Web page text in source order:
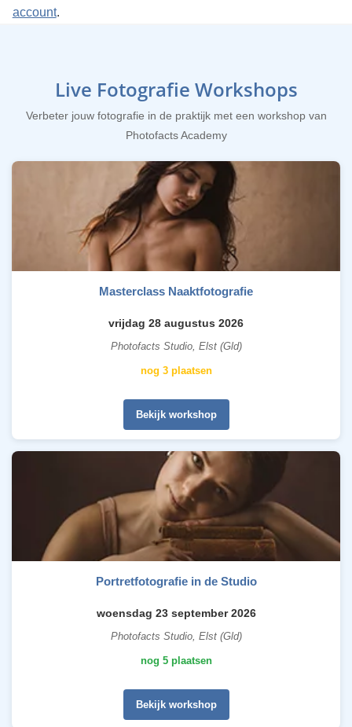
account.
Live Fotografie Workshops
Verbeter jouw fotografie in de praktijk met een workshop van
Photofacts Academy
Masterclass Naaktfotografie
vrijdag 28 augustus 2026
Photofacts Studio, Elst (Gld)
nog 3 plaatsen
Bekijk workshop
Portretfotografie in de Studio
woensdag 23 september 2026
Photofacts Studio, Elst (Gld)
nog 5 plaatsen
Bekijk workshop